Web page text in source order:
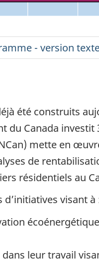
été construits
du Canada
mette en
de
résidentiels au
d’initiatives visant à
leur travail